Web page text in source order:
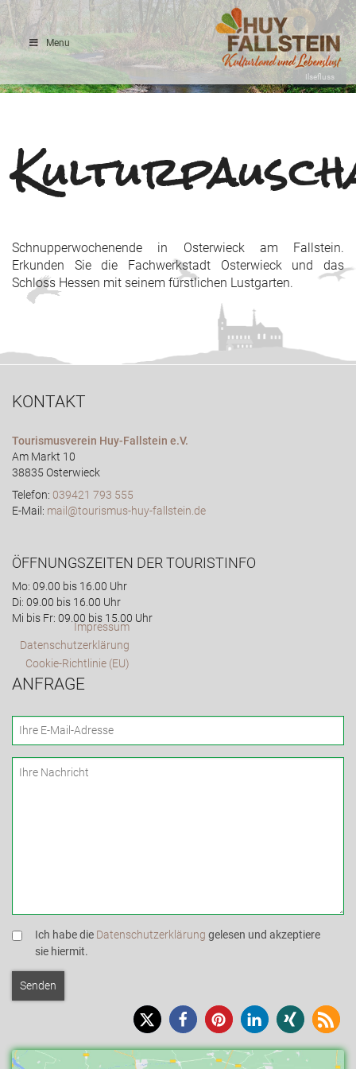
Menu
Ilsefluss
Schnupperwochenende in Osterwieck am Fallstein.
Erkunden Sie die Fachwerkstadt Osterwieck und das
Schloss Hessen mit seinem fürstlichen Lustgarten.
KONTAKT
Tourismusverein Huy-Fallstein e.V.
Am Markt 10
38835 Osterwieck
Telefon: 039421 793 555
E-Mail: mail@tourismus-huy-fallstein.de
ÖFFNUNGSZEITEN DER TOURISTINFO
Mo: 09.00 bis 16.00 Uhr
Di: 09.00 bis 16.00 Uhr
Mi bis Fr: 09.00 bis 15.00 Uhr
Impressum
Datenschutzerklärung
Cookie-Richtlinie (EU)
ANFRAGE
Ich habe die Datenschutzerklärung gelesen und akzeptiere
sie hiermit.